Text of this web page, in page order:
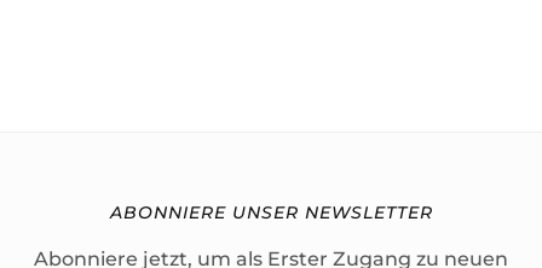
ABONNIERE UNSER NEWSLETTER
Abonniere jetzt, um als Erster Zugang zu neuen